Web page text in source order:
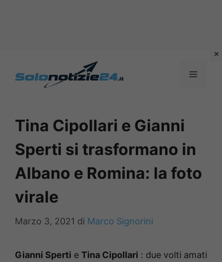
MENU
Tina Cipollari e Gianni
Sperti si trasformano in
Albano e Romina: la foto
virale
Marzo 3, 2021 di Marco Signorini
Gianni Sperti e Tina Cipollari : due volti amati